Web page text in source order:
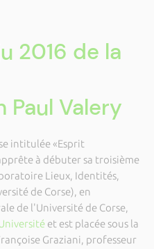
2016 de la
Valery
intitulée «Esprit
à débuter sa troisième
Lieux, Identités,
de Corse), en
de l'Université de Corse,
et est placée sous la
Graziani, professeur